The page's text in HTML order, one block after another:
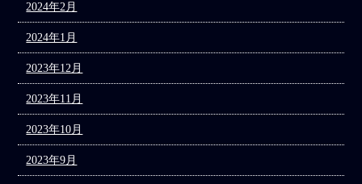
2024年2月
2024年1月
2023年12月
2023年11月
2023年10月
2023年9月